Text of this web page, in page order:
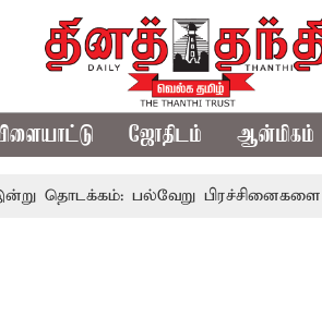
ஜோதிடம் ஆன்மிகம்
பல்வேறு பிரச்சினைகளை எழுப்ப